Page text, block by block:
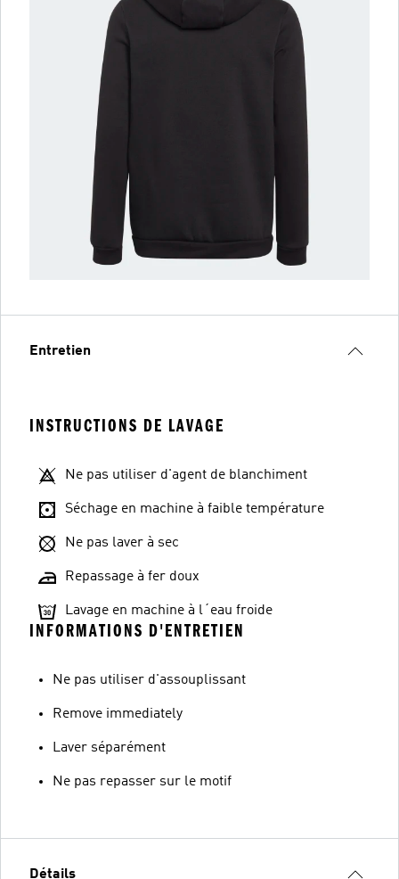
Entretien
INSTRUCTIONS DE LAVAGE
Ne pas utiliser d'agent de blanchiment
Séchage en machine à faible température
Ne pas laver à sec
Repassage à fer doux
Lavage en machine à l´eau froide
INFORMATIONS D'ENTRETIEN
Ne pas utiliser d'assouplissant
Remove immediately
Laver séparément
Ne pas repasser sur le motif
Détails